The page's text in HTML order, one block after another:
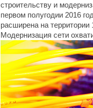
строительству и
первом полугодии 2016
расширена на
Модернизация сети